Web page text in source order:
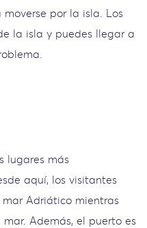
por la isla. Los
la isla y puedes llegar a
lugares más
aquí, los visitantes
Adriático mientras
Además, el puerto es